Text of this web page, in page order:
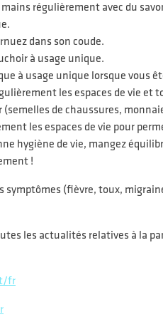
régulièrement avec du
dans son coude.
à usage unique.
à usage unique lorsque vous
les espaces de vie et
(semelles de chaussures,
les espaces de vie pour
hygiène de vie, mangez
!
symptômes (fièvre, toux,
les actualités relatives à la
fr